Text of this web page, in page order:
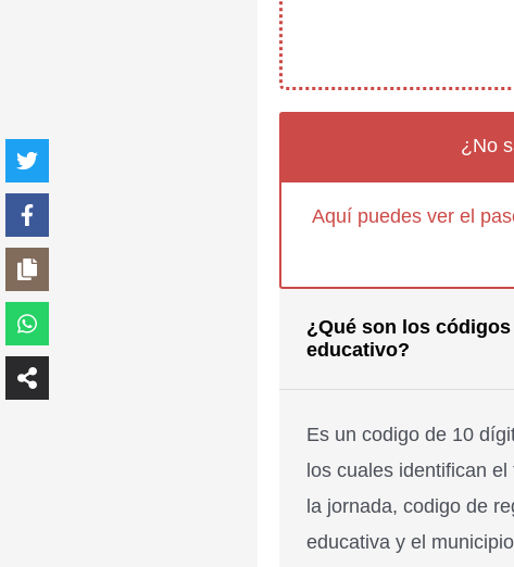
¿No
Aquí puedes ver el
¿Qué son los códigos
educativo?
Es un codigo de 10
los cuales identifican
la jornada, codigo de
educativa y el